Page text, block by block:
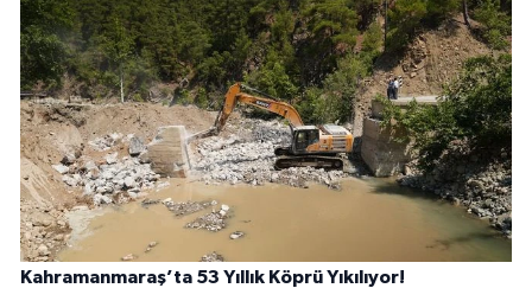
Kahramanmaraş’ta 53 Yıllık Köprü Yıkılıyor!